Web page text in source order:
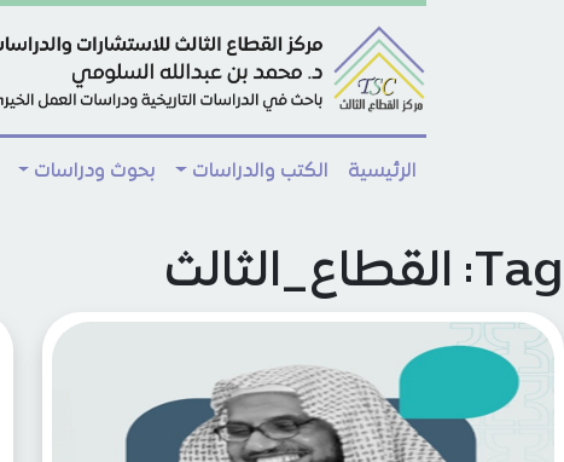
Skip to main content
الرئيسية الكتب والدراسات بحوث ودراسات
Tag: القطاع_الثالث